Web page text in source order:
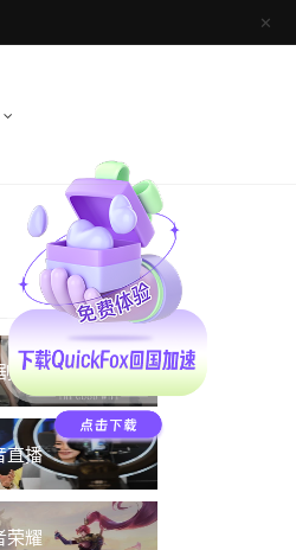
✕
TV
直播
荣耀